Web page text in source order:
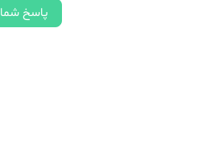
پاسخ شما